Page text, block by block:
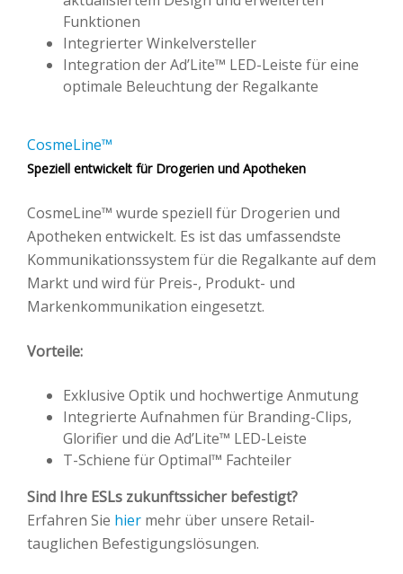
Funktionen
Integrierter Winkelversteller
Integration der Ad’Lite™ LED-Leiste für eine
optimale Beleuchtung der Regalkante
CosmeLine™
Speziell entwickelt für Drogerien und Apotheken
CosmeLine™ wurde speziell für Drogerien und
Apotheken entwickelt. Es ist das umfassendste
Kommunikationssystem für die Regalkante auf dem
Markt und wird für Preis-, Produkt- und
Markenkommunikation eingesetzt.
Vorteile:
Exklusive Optik und hochwertige Anmutung
Integrierte Aufnahmen für Branding-Clips,
Glorifier und die Ad’Lite™ LED-Leiste
T-Schiene für Optimal™ Fachteiler
Sind Ihre ESLs zukunftssicher befestigt?
Erfahren Sie hier mehr über unsere Retail-
tauglichen Befestigungslösungen.